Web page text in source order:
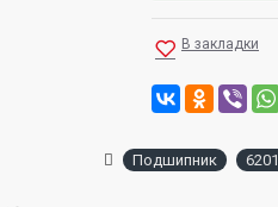
В закладки
Подшипник 6201